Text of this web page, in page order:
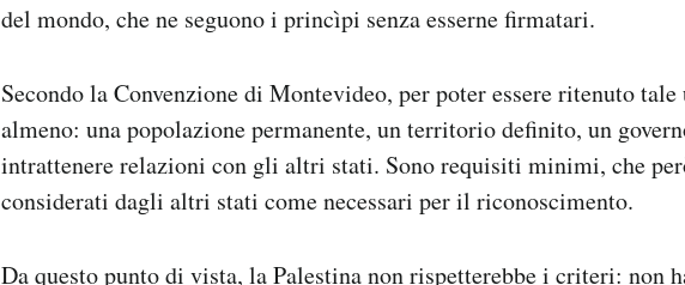
del mondo, che ne seguono i princìpi senza esserne firmatari.
Secondo la Convenzione di Montevideo, per poter essere ritenuto tale
almeno: una popolazione permanente, un territorio definito, un
intrattenere relazioni con gli altri stati. Sono requisiti minimi, che
considerati dagli altri stati come necessari per il riconoscimento.
Da questo punto di vista, la Palestina non rispetterebbe i criteri: non